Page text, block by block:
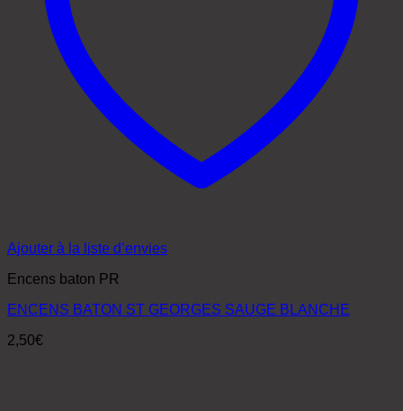
Ajouter à la liste d’envies
Encens baton PR
ENCENS BATON ST GEORGES SAUGE BLANCHE
2,50€